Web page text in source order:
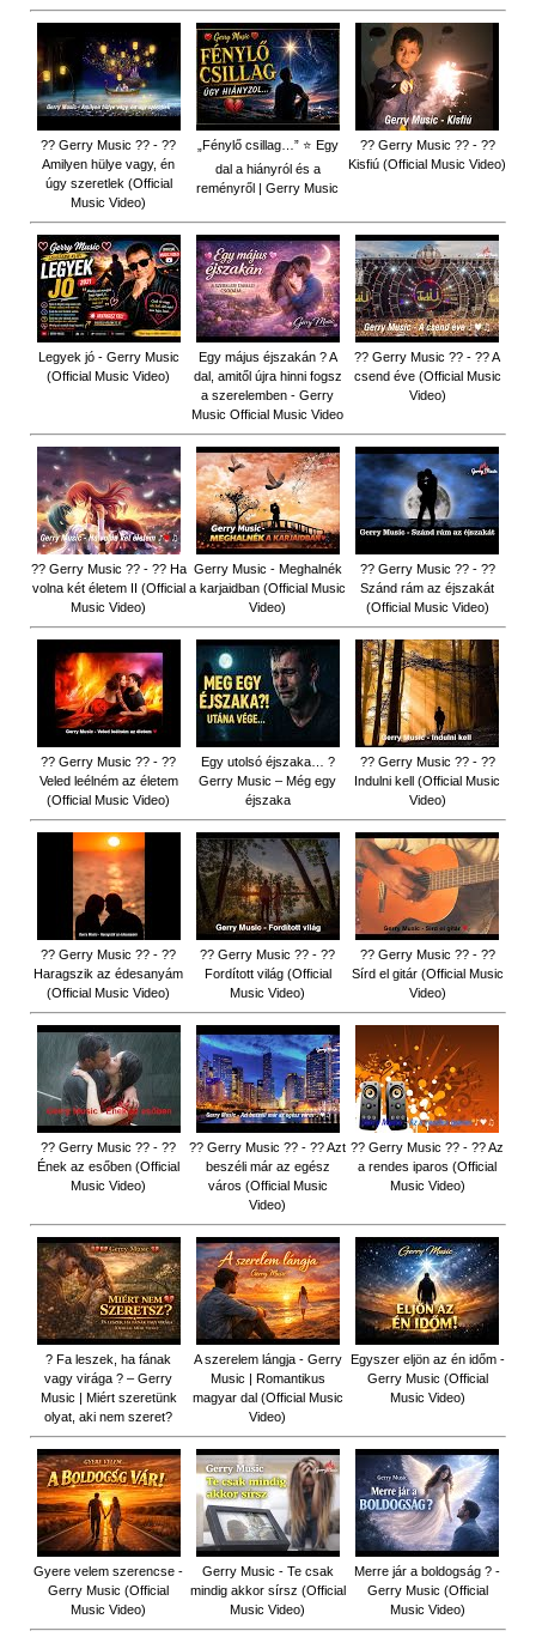
?? Gerry Music ?? - ??
Amilyen hülye vagy, én
úgy szeretlek (Official
Music Video)
„Fénylő csillag…” ⭐ Egy
dal a hiányról és a
reményről | Gerry Music
?? Gerry Music ?? - ??
Kisfiú (Official Music Video)
Legyek jó - Gerry Music
(Official Music Video)
Egy május éjszakán ? A
dal, amitől újra hinni fogsz
a szerelemben - Gerry
Music Official Music Video
?? Gerry Music ?? - ?? A
csend éve (Official Music
Video)
?? Gerry Music ?? - ?? Ha
volna két életem II (Official
Music Video)
Gerry Music - Meghalnék
a karjaidban (Official Music
Video)
?? Gerry Music ?? - ??
Szánd rám az éjszakát
(Official Music Video)
?? Gerry Music ?? - ??
Veled leélném az életem
(Official Music Video)
Egy utolsó éjszaka… ?
Gerry Music – Még egy
éjszaka
?? Gerry Music ?? - ??
Indulni kell (Official Music
Video)
?? Gerry Music ?? - ??
Haragszik az édesanyám
(Official Music Video)
?? Gerry Music ?? - ??
Fordított világ (Official
Music Video)
?? Gerry Music ?? - ??
Sírd el gitár (Official Music
Video)
?? Gerry Music ?? - ??
Ének az esőben (Official
Music Video)
?? Gerry Music ?? - ?? Azt
beszéli már az egész
város (Official Music
Video)
?? Gerry Music ?? - ?? Az
a rendes iparos (Official
Music Video)
? Fa leszek, ha fának
vagy virága ? – Gerry
Music | Miért szeretünk
olyat, aki nem szeret?
A szerelem lángja - Gerry
Music | Romantikus
magyar dal (Official Music
Video)
Egyszer eljön az én időm -
Gerry Music (Official
Music Video)
Gyere velem szerencse -
Gerry Music (Official
Music Video)
Gerry Music - Te csak
mindig akkor sírsz (Official
Music Video)
Merre jár a boldogság ? -
Gerry Music (Official
Music Video)